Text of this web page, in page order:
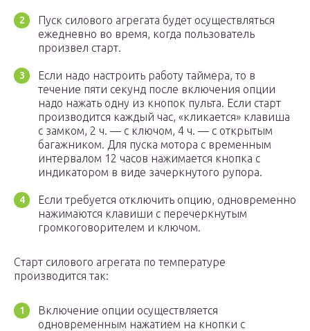
Пуск силового агрегата будет осуществляться
ежедневно во время, когда пользователь
произвел старт.
Если надо настроить работу таймера, то в
течение пяти секунд после включения опции
надо нажать одну из кнопок пульта. Если старт
производится каждый час, «кликается» клавиша
с замком, 2 ч. — с ключом, 4 ч. — с открытым
багажником. Для пуска мотора с временным
интервалом 12 часов нажимается кнопка с
индикатором в виде зачеркнутого рупора.
Если требуется отключить опцию, одновременно
нажимаются клавиши с перечеркнутым
громкоговорителем и ключом.
Старт силового агрегата по температуре
производится так:
Включение опции осуществляется
одновременным нажатием на кнопки с